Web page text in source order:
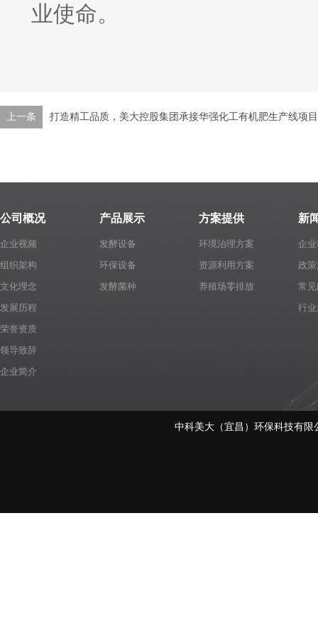
业使命。
上一条 打造精工品质，美大控股集团承接华强化工有机肥生产线项
公司概况
企业视频
组织架构
文化理念
发展历程
荣誉资质
领导致辞
企业简介
产品展示
发酵设备
环保设备
发酵菌种
方案提供
环境治理方案
资源利用方案
养殖场零排放
新
企
政
常
行
中科美大（宜昌）环保科技有限